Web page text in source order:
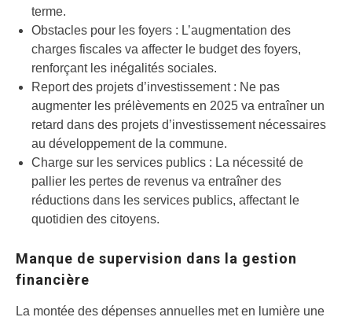
terme.
Obstacles pour les foyers : L’augmentation des
charges fiscales va affecter le budget des foyers,
renforçant les inégalités sociales.
Report des projets d’investissement : Ne pas
augmenter les prélèvements en 2025 va entraîner un
retard dans des projets d’investissement nécessaires
au développement de la commune.
Charge sur les services publics : La nécessité de
pallier les pertes de revenus va entraîner des
réductions dans les services publics, affectant le
quotidien des citoyens.
Manque de supervision dans la gestion
financière
La montée des dépenses annuelles met en lumière une